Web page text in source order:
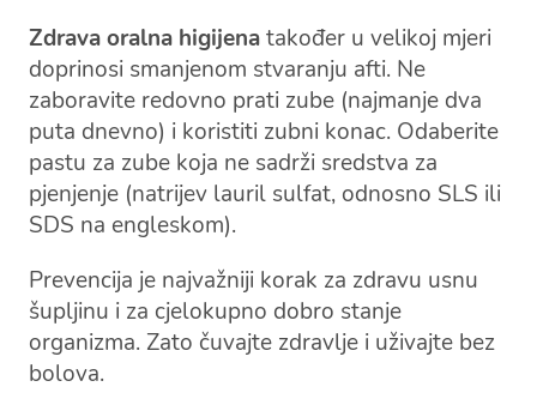
Zdrava oralna higijenatakođer u velikoj mjeri
doprinosi smanjenom stvaranju afti. Ne
zaboravite redovno prati zube (najmanje dva
puta dnevno) i koristiti zubni konac. Odaberite
pastu za zube koja ne sadrži sredstva za
pjenjenje (natrijev lauril sulfat, odnosno SLS ili
SDS na engleskom).
Prevencija je najvažniji korak za zdravu usnu
šupljinu i za cjelokupno dobro stanje
organizma. Zato čuvajte zdravlje i uživajte bez
bolova.